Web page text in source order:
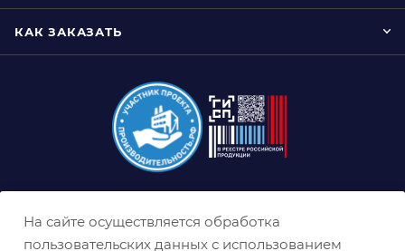
КАК ЗАКАЗАТЬ
ekb@belabraziv.ru
На сайте осуществляется обработка
пользовательских данных с использованием